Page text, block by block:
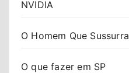
NVIDIA
O Homem Que Sussurra
O que fazer em SP